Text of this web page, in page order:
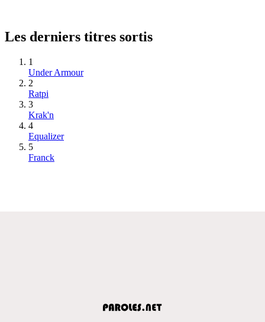
Les derniers titres sortis
1
Under Armour
2
Ratpi
3
Krak'n
4
Equalizer
5
Franck